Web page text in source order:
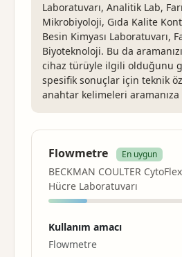
Laboratuvarı, Analitik Lab,
Mikrobiyoloji, Gıda Kalite
Besin Kimyası Laboratuvarı,
Biyoteknoloji. Bu da
cihaz türüyle ilgili olduğunu
spesifik sonuçlar için teknik
anahtar kelimeleri
Flowmetre En uygun
BECKMAN COULTER
Hücre Laboratuvarı
Kullanım amacı
Flowmetre